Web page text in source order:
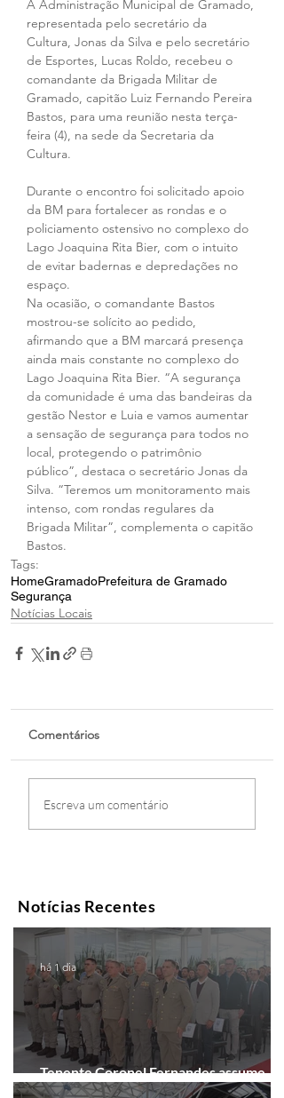
A Administração Municipal de Gramado,
representada pelo secretário da
Cultura, Jonas da Silva e pelo secretário
de Esportes, Lucas Roldo, recebeu o
comandante da Brigada Militar de
Gramado, capitão Luiz Fernando Pereira
Bastos, para uma reunião nesta terça-
feira (4), na sede da Secretaria da
Cultura.
Durante o encontro foi solicitado apoio
da BM para fortalecer as rondas e o
policiamento ostensivo no complexo do
Lago Joaquina Rita Bier, com o intuito
de evitar badernas e depredações no
espaço.
Na ocasião, o comandante Bastos
mostrou-se solícito ao pedido,
afirmando que a BM marcará presença
ainda mais constante no complexo do
Lago Joaquina Rita Bier. “A segurança
da comunidade é uma das bandeiras da
gestão Nestor e Luia e vamos aumentar
a sensação de segurança para todos no
local, protegendo o patrimônio
público”, destaca o secretário Jonas da
Silva. “Teremos um monitoramento mais
intenso, com rondas regulares da
Brigada Militar”, complementa o capitão
Bastos.
Tags:
HomeGramadoPrefeitura de Gramado
Segurança
Notícias Locais
Comentários
Escreva um comentário
Notícias Recentes
Tenente Coronel Fernandes assume
comando do 41º BPM em Gramado
há 1 dia